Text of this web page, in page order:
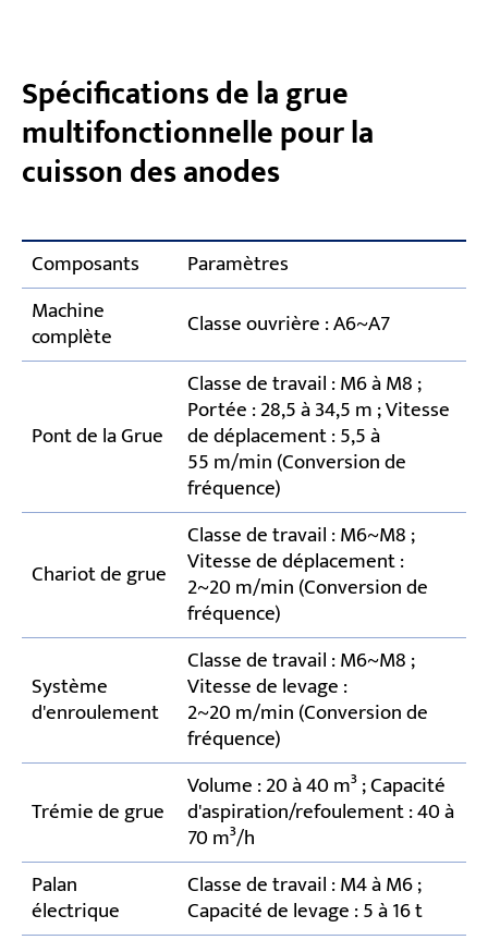
Spécifications de la grue
multifonctionnelle pour la
cuisson des anodes
Composants
Paramètres
Machine
complète Classe ouvrière : A6~A7
Pont de la Grue
Classe de travail : M6 à M8 ;
Portée : 28,5 à 34,5 m ; Vitesse
de déplacement : 5,5 à
55 m/min (Conversion de
fréquence)
Chariot de grue
Classe de travail : M6~M8 ;
Vitesse de déplacement :
2~20 m/min (Conversion de
fréquence)
Système
d'enroulement
Classe de travail : M6~M8 ;
Vitesse de levage :
2~20 m/min (Conversion de
fréquence)
Trémie de grue
Volume : 20 à 40 m³ ; Capacité
d'aspiration/refoulement : 40 à
70 m³/h
Palan
électrique
Classe de travail : M4 à M6 ;
Capacité de levage : 5 à 16 t